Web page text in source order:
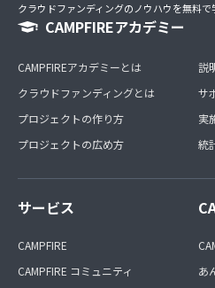
クラウドファンディングのノウハウを無料で
CAMPFIREアカデミー
CAMPFIREアカデミーとは
クラウドファンディングとは
プロジェクトの作り方
プロジェクトの広め方
説
サ
実
統
サービス
CAMPFIRE
CAMPFIRE コミュニティ
あ